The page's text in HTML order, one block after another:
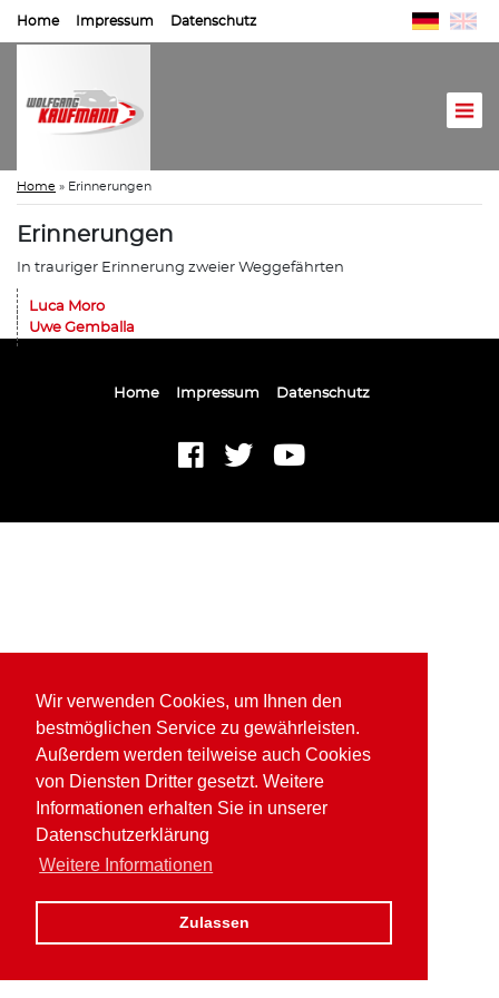
Wir verwenden Cookies, um Ihnen den
bestmöglichen Service zu gewährleisten.
Außerdem werden teilweise auch Cookies
von Diensten Dritter gesetzt. Weitere
Informationen erhalten Sie in unserer
Datenschutzerklärung
Weitere Informationen
Zulassen
Home Impressum Datenschutz
Home » Erinnerungen
Erinnerungen
In trauriger Erinnerung zweier Weggefährten
Luca Moro
Uwe Gemballa
Home Impressum Datenschutz